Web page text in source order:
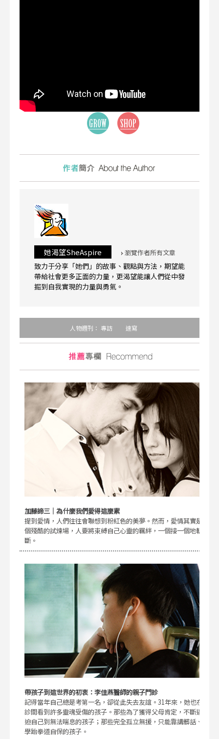
她渴望SheAspire 瀏覽作者所有文章
致力于分享「她們」的故事、觀點與方法，期望能
帶給社會更多正面的力量，更渴望能讓人們從中發
掘到自我實現的力量與勇氣。
人物週刊： 專訪 速寫
加藤諦三｜為什麼我們愛得這麼累
提到愛情，人們往往會聯想到粉紅色的美夢。然而，愛情其實是
個殘酷的試煉場，人要將束縛自己心靈的羈絆，一個接一個地斬
斷。
帶孩子到這世界的初衷：李佳燕醫師的親子門診
記得當年自己總是考第一名，卻從此失去友誼。31年來，她也在
診間看到許多靈魂受傷的孩子。那些為了獲得父母肯定，不斷逼
迫自己到無法喘息的孩子；那些完全孤立無援，只能靠講髒話、
學跆拳道自保的孩子。